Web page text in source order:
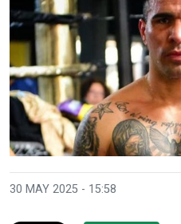
30 MAY 2025 - 15:58